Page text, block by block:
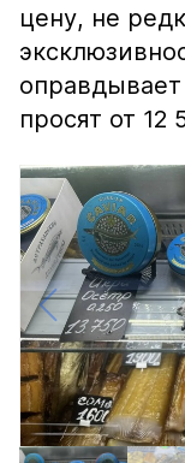
цену, не
просят от 12